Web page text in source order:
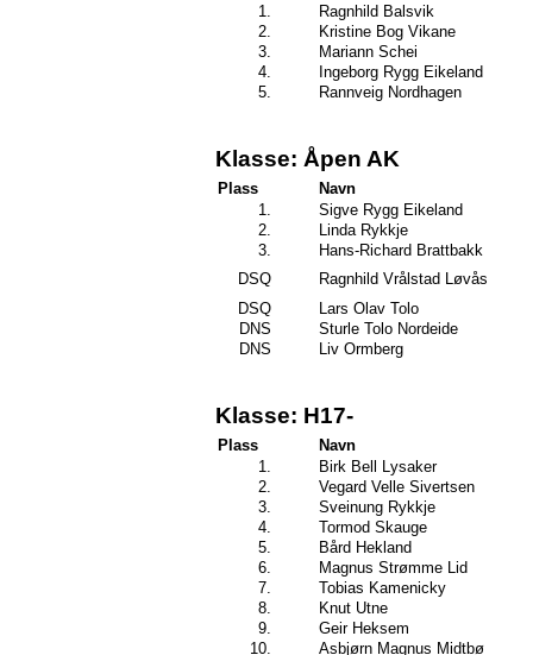
1.
Ragnhild Balsvik
2.
Kristine Bog Vikane
3.
Mariann Schei
4.
Ingeborg Rygg Eikeland
5.
Rannveig Nordhagen
Klasse: Åpen AK
Plass
Navn
1.
Sigve Rygg Eikeland
2.
Linda Rykkje
3.
Hans-Richard Brattbakk
DSQ
Ragnhild Vrålstad Løvås
DSQ
Lars Olav Tolo
DNS
Sturle Tolo Nordeide
DNS
Liv Ormberg
Klasse: H17-
Plass
Navn
1.
Birk Bell Lysaker
2.
Vegard Velle Sivertsen
3.
Sveinung Rykkje
4.
Tormod Skauge
5.
Bård Hekland
6.
Magnus Strømme Lid
7.
Tobias Kamenicky
8.
Knut Utne
9.
Geir Heksem
10.
Asbjørn Magnus Midtbø